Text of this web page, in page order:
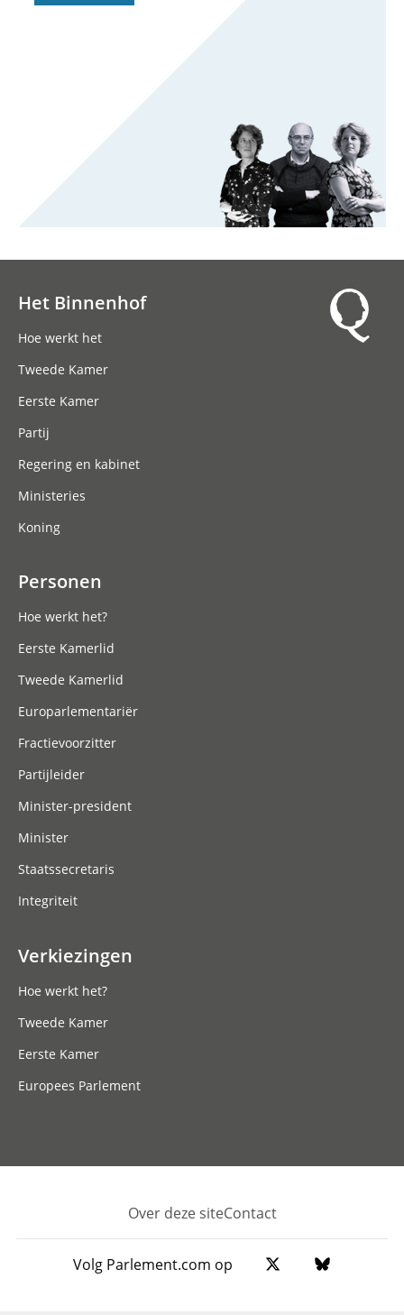
Het Binnenhof
Hoe werkt het
Tweede Kamer
Eerste Kamer
Partij
Regering en kabinet
Ministeries
Koning
Personen
Hoe werkt het?
Eerste Kamerlid
Tweede Kamerlid
Europarlementariër
Fractievoorzitter
Partijleider
Minister-president
Minister
Staatssecretaris
Integriteit
Verkiezingen
Hoe werkt het?
Tweede Kamer
Eerste Kamer
Europees Parlement
Footer
Over deze siteContact
Volg Parlement.com op